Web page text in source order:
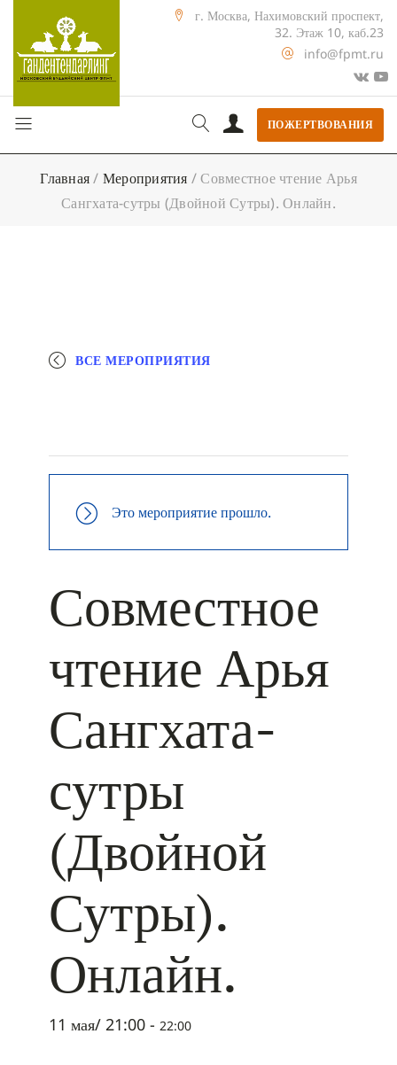
г. Москва, Нахимовский проспект,
32. Этаж 10, каб.23
info@fpmt.ru
ПОЖЕРТВОВАНИЯ
Главная/ Мероприятия /Совместное чтение Арья
Сангхата-сутры (Двойной Сутры). Онлайн.
ВСЕ МЕРОПРИЯТИЯ
Это мероприятие прошло.
Совместное
чтение Арья
Сангхата-
сутры
(Двойной
Сутры).
Онлайн.
11 мая/ 21:00 - 22:00